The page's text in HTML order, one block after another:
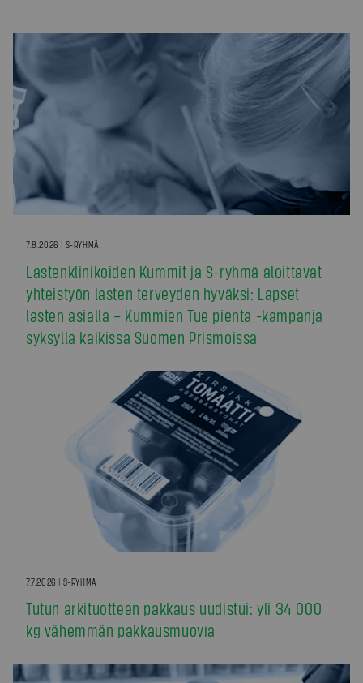
7.8.2026 | S-RYHMÄ
Lastenklinikoiden Kummit ja S-ryhmä aloittavat
yhteistyön lasten terveyden hyväksi: Lapset
lasten asialla – Kummien Tue pientä -kampanja
syksyllä kaikissa Suomen Prismoissa
7.7.2026 | S-RYHMÄ
Tutun arkituotteen pakkaus uudistui: yli 34 000
kg vähemmän pakkausmuovia